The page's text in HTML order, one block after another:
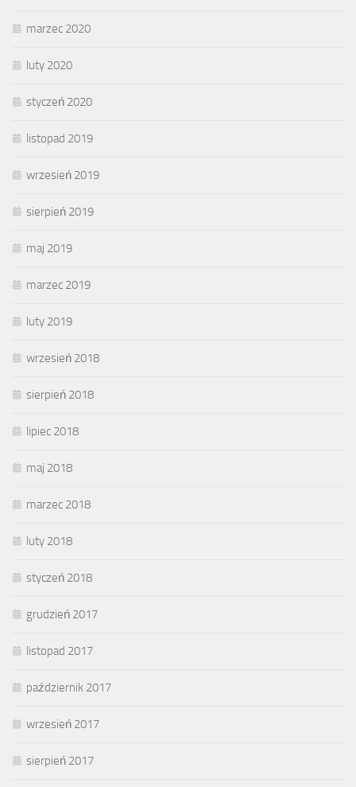
marzec 2020
luty 2020
styczeń 2020
listopad 2019
wrzesień 2019
sierpień 2019
maj 2019
marzec 2019
luty 2019
wrzesień 2018
sierpień 2018
lipiec 2018
maj 2018
marzec 2018
luty 2018
styczeń 2018
grudzień 2017
listopad 2017
październik 2017
wrzesień 2017
sierpień 2017